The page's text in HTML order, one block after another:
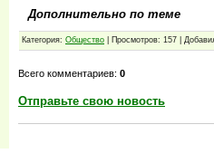
Дополнительно по теме
Категория: Общество | Просмотров: 157 |
Всего комментариев: 0
Отправьте свою новость